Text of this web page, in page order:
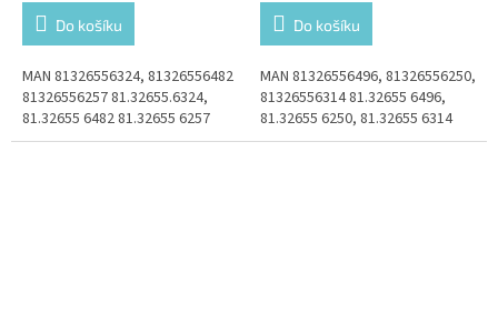
Do košíku
MAN 81326556324, 81326556482
81326556257 81.32655.6324,
81.32655 6482 81.32655 6257
Do košíku
MAN 81326556496, 81326556250,
81326556314 81.32655 6496,
81.32655 6250, 81.32655 6314